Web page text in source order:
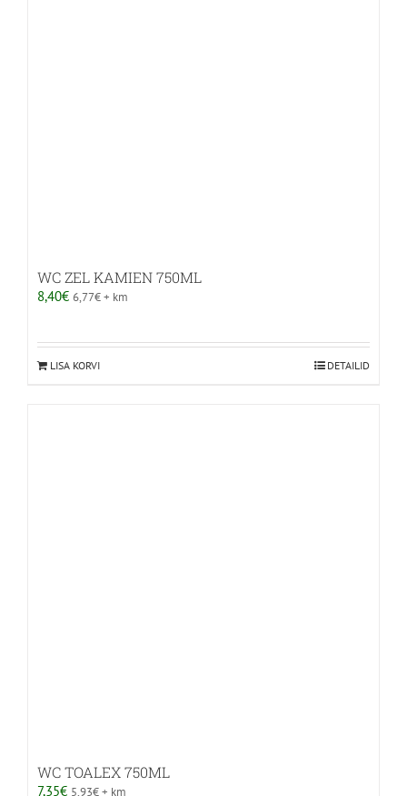
WC ZEL KAMIEN 750ML
8,40€ 6,77€+ km
LISA KORVI DETAILID
WC TOALEX 750ML
7,35€ 5,93€+ km